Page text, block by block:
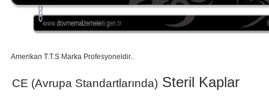
Amerikan T.T.S Marka Profesyoneldir..
CE (Avrupa Standartlarında) Steril Kaplar